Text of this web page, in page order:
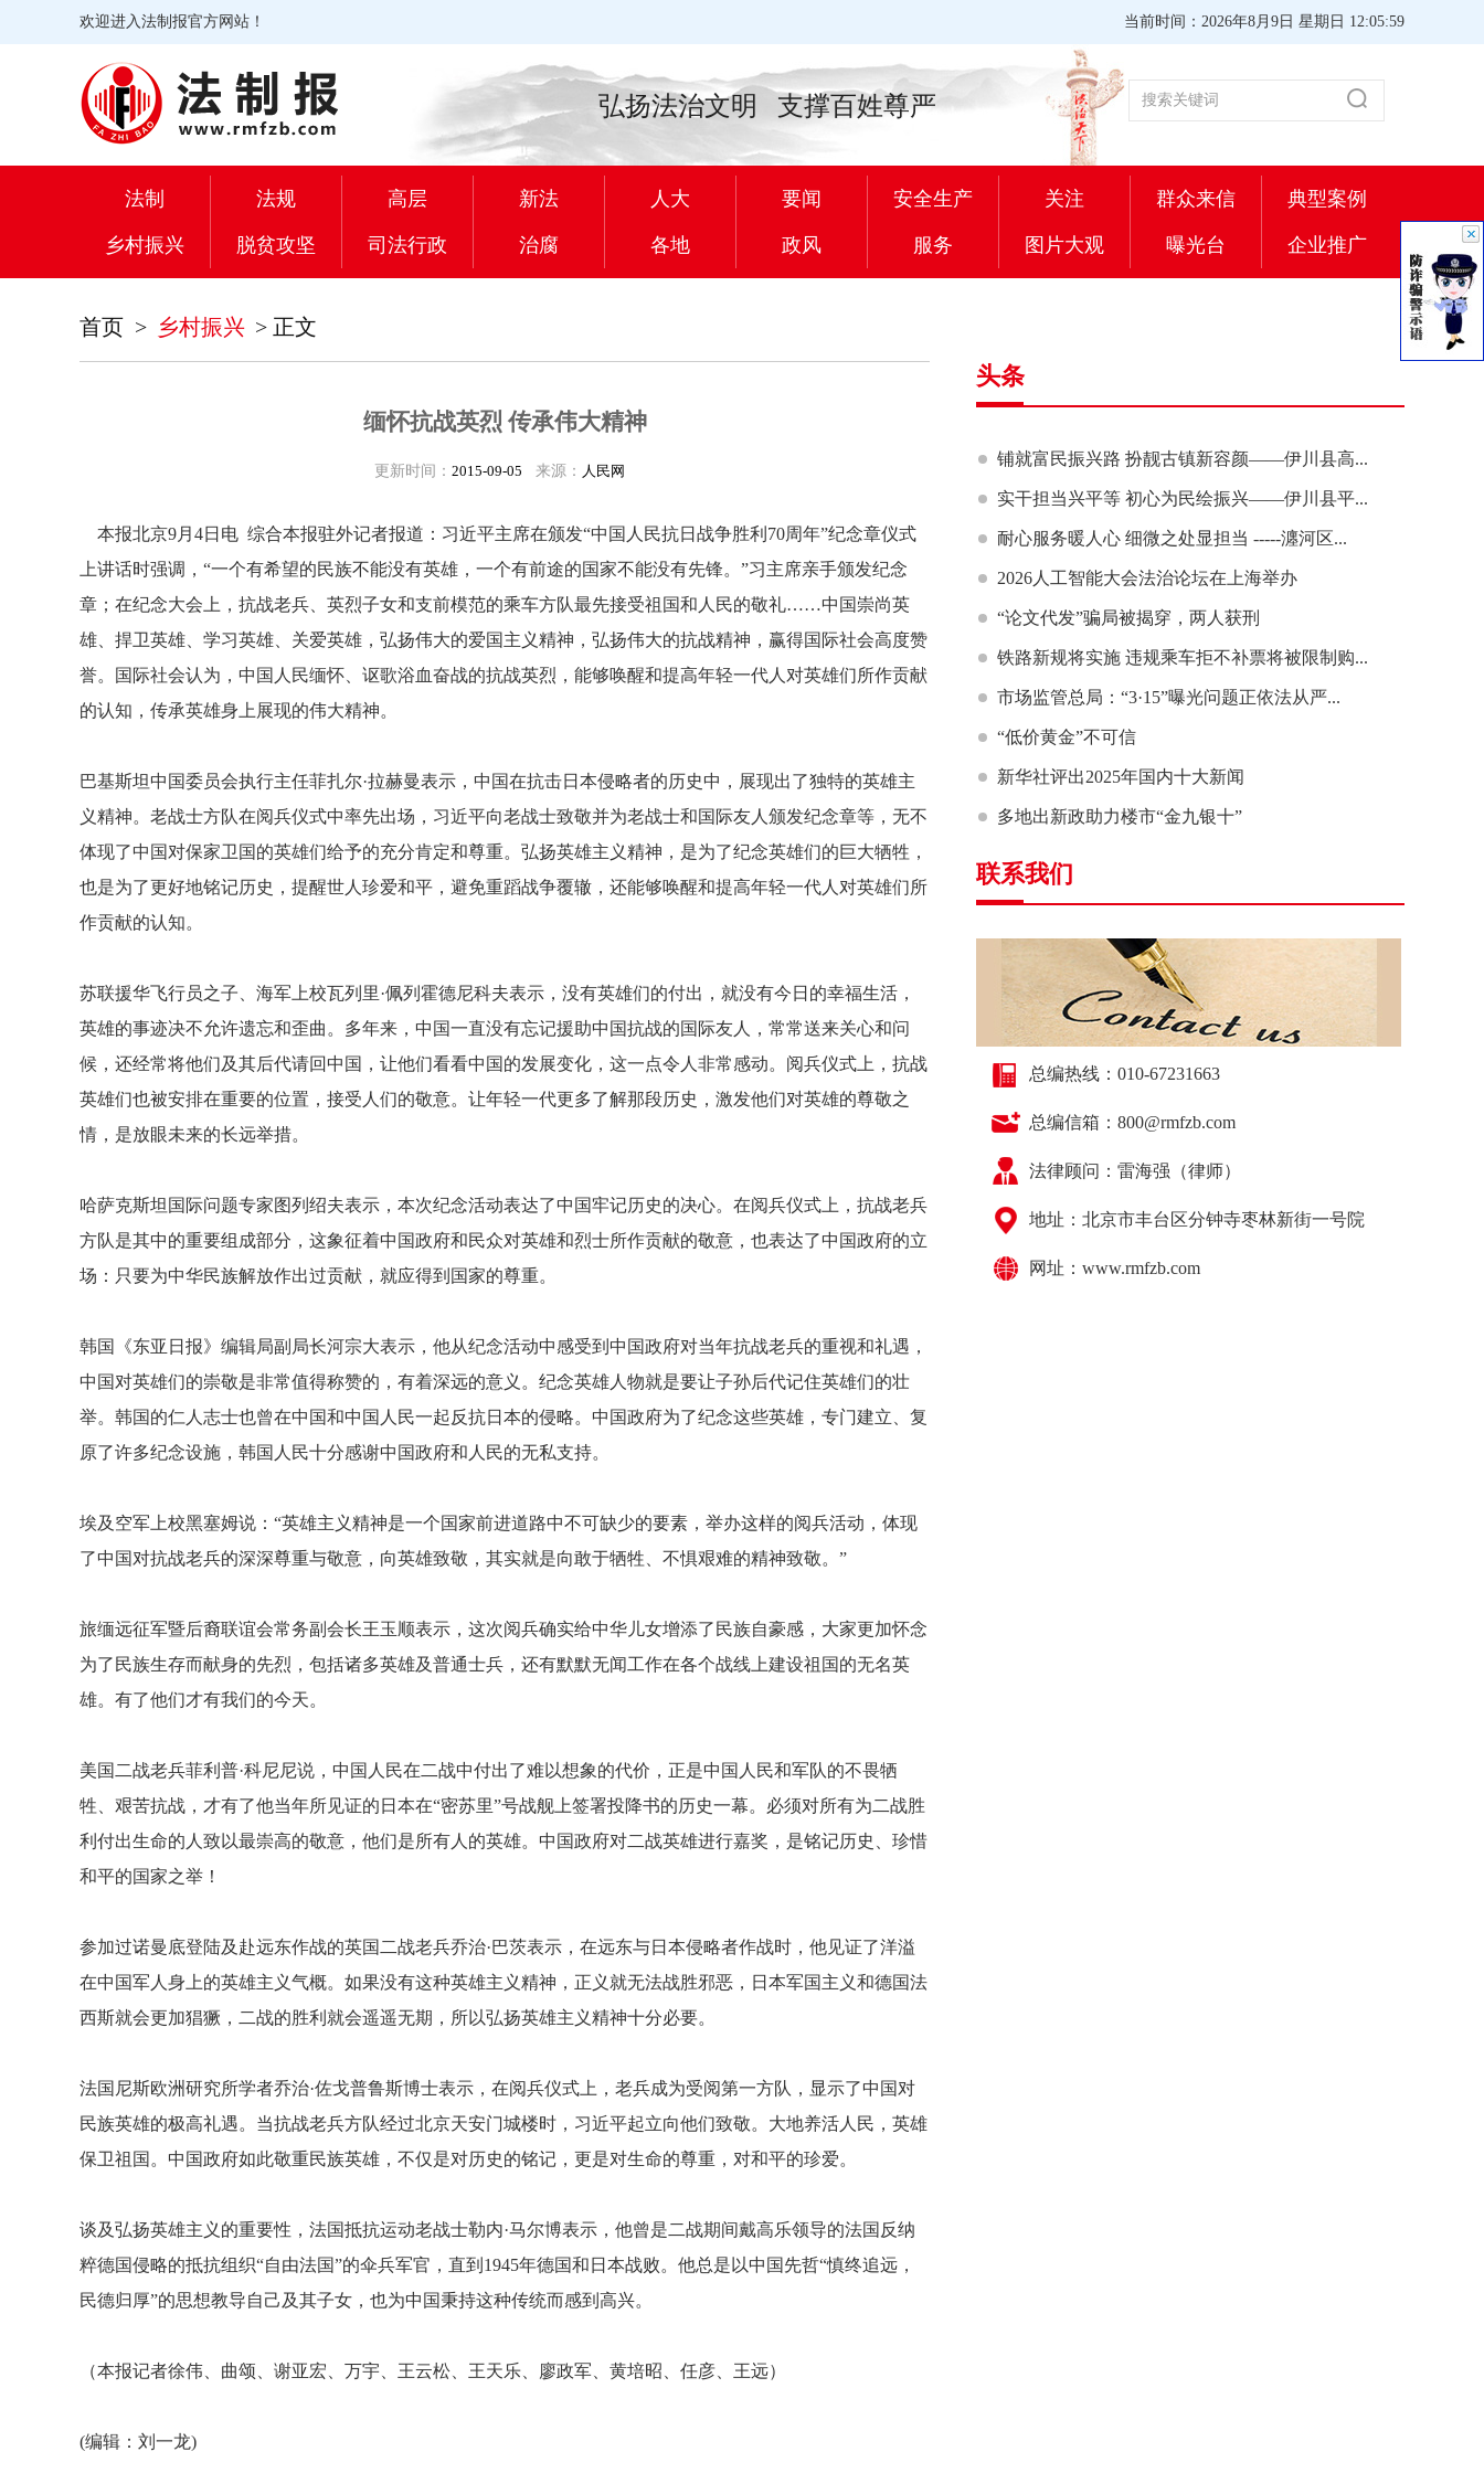
欢迎进入法制报官方网站！ 当前时间：2026年8月9日 星期日 12:06:00
弘扬法治文明 支撑百姓尊严
法制 法规 高层 新法 人大 要闻 安全生产 关注 群众来信 典型案例
乡村振兴 脱贫攻坚 司法行政 治腐 各地 政风 服务 图片大观 曝光台 企业推广
头条
铺就富民振兴路 扮靓古镇新容颜——伊川县高...
实干担当兴平等 初心为民绘振兴——伊川县平...
耐心服务暖人心 细微之处显担当 -----瀍河区...
2026人工智能大会法治论坛在上海举办
“论文代发”骗局被揭穿，两人获刑
铁路新规将实施 违规乘车拒不补票将被限制购...
市场监管总局：“3·15”曝光问题正依法从严...
“低价黄金”不可信
新华社评出2025年国内十大新闻
多地出新政助力楼市“金九银十”
联系我们
总编热线：010-67231663
总编信箱：800@rmfzb.com
法律顾问： 雷海强（律师）
地址：北京市丰台区分钟寺枣林新街一号院
网址：www.rmfzb.com
首页 > 乡村振兴 > 正文
缅怀抗战英烈 传承伟大精神
更新时间： 2015-09-05 来源： 人民网
本报北京9月4日电 综合本报驻外记者报道：习近平主席在颁发“中国人民抗日战争胜利70周年”纪念章仪式
上讲话时强调，“一个有希望的民族不能没有英雄，一个有前途的国家不能没有先锋。”习主席亲手颁发纪念
章；在纪念大会上，抗战老兵、英烈子女和支前模范的乘车方队最先接受祖国和人民的敬礼……中国崇尚英
雄、捍卫英雄、学习英雄、关爱英雄，弘扬伟大的爱国主义精神，弘扬伟大的抗战精神，赢得国际社会高度赞
誉。国际社会认为，中国人民缅怀、讴歌浴血奋战的抗战英烈，能够唤醒和提高年轻一代人对英雄们所作贡献
的认知，传承英雄身上展现的伟大精神。
巴基斯坦中国委员会执行主任菲扎尔·拉赫曼表示，中国在抗击日本侵略者的历史中，展现出了独特的英雄主
义精神。老战士方队在阅兵仪式中率先出场，习近平向老战士致敬并为老战士和国际友人颁发纪念章等，无不
体现了中国对保家卫国的英雄们给予的充分肯定和尊重。弘扬英雄主义精神，是为了纪念英雄们的巨大牺牲，
也是为了更好地铭记历史，提醒世人珍爱和平，避免重蹈战争覆辙，还能够唤醒和提高年轻一代人对英雄们所
作贡献的认知。
苏联援华飞行员之子、海军上校瓦列里·佩列霍德尼科夫表示，没有英雄们的付出，就没有今日的幸福生活，
英雄的事迹决不允许遗忘和歪曲。多年来，中国一直没有忘记援助中国抗战的国际友人，常常送来关心和问
候，还经常将他们及其后代请回中国，让他们看看中国的发展变化，这一点令人非常感动。阅兵仪式上，抗战
英雄们也被安排在重要的位置，接受人们的敬意。让年轻一代更多了解那段历史，激发他们对英雄的尊敬之
情，是放眼未来的长远举措。
哈萨克斯坦国际问题专家图列绍夫表示，本次纪念活动表达了中国牢记历史的决心。在阅兵仪式上，抗战老兵
方队是其中的重要组成部分，这象征着中国政府和民众对英雄和烈士所作贡献的敬意，也表达了中国政府的立
场：只要为中华民族解放作出过贡献，就应得到国家的尊重。
韩国《东亚日报》编辑局副局长河宗大表示，他从纪念活动中感受到中国政府对当年抗战老兵的重视和礼遇，
中国对英雄们的崇敬是非常值得称赞的，有着深远的意义。纪念英雄人物就是要让子孙后代记住英雄们的壮
举。韩国的仁人志士也曾在中国和中国人民一起反抗日本的侵略。中国政府为了纪念这些英雄，专门建立、复
原了许多纪念设施，韩国人民十分感谢中国政府和人民的无私支持。
埃及空军上校黑塞姆说：“英雄主义精神是一个国家前进道路中不可缺少的要素，举办这样的阅兵活动，体现
了中国对抗战老兵的深深尊重与敬意，向英雄致敬，其实就是向敢于牺牲、不惧艰难的精神致敬。”
旅缅远征军暨后裔联谊会常务副会长王玉顺表示，这次阅兵确实给中华儿女增添了民族自豪感，大家更加怀念
为了民族生存而献身的先烈，包括诸多英雄及普通士兵，还有默默无闻工作在各个战线上建设祖国的无名英
雄。有了他们才有我们的今天。
美国二战老兵菲利普·科尼尼说，中国人民在二战中付出了难以想象的代价，正是中国人民和军队的不畏牺
牲、艰苦抗战，才有了他当年所见证的日本在“密苏里”号战舰上签署投降书的历史一幕。必须对所有为二战胜
利付出生命的人致以最崇高的敬意，他们是所有人的英雄。中国政府对二战英雄进行嘉奖，是铭记历史、珍惜
和平的国家之举！
参加过诺曼底登陆及赴远东作战的英国二战老兵乔治·巴茨表示，在远东与日本侵略者作战时，他见证了洋溢
在中国军人身上的英雄主义气概。如果没有这种英雄主义精神，正义就无法战胜邪恶，日本军国主义和德国法
西斯就会更加猖獗，二战的胜利就会遥遥无期，所以弘扬英雄主义精神十分必要。
法国尼斯欧洲研究所学者乔治·佐戈普鲁斯博士表示，在阅兵仪式上，老兵成为受阅第一方队，显示了中国对
民族英雄的极高礼遇。当抗战老兵方队经过北京天安门城楼时，习近平起立向他们致敬。大地养活人民，英雄
保卫祖国。中国政府如此敬重民族英雄，不仅是对历史的铭记，更是对生命的尊重，对和平的珍爱。
谈及弘扬英雄主义的重要性，法国抵抗运动老战士勒内·马尔博表示，他曾是二战期间戴高乐领导的法国反纳
粹德国侵略的抵抗组织“自由法国”的伞兵军官，直到1945年德国和日本战败。他总是以中国先哲“慎终追远，
民德归厚”的思想教导自己及其子女，也为中国秉持这种传统而感到高兴。
（本报记者徐伟、曲颂、谢亚宏、万宇、王云松、王天乐、廖政军、黄培昭、任彦、王远）
(编辑：刘一龙)